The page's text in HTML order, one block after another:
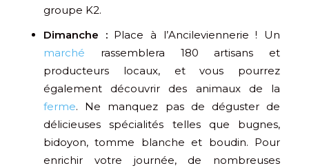
groupe K2.
Dimanche :Place à l’Ancileviennerie ! Un
marché rassemblera 180 artisans et
producteurs locaux, et vous pourrez
également découvrir des animaux de la
ferme. Ne manquez pas de déguster de
délicieuses spécialités telles que bugnes,
bidoyon, tomme blanche et boudin. Pour
enrichir votre journée, de nombreuses